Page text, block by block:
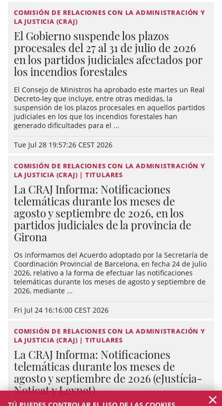
COMISIÓN DE RELACIONES CON LA ADMINISTRACIÓN Y
LA JUSTICIA (CRAJ)
El Gobierno suspende los plazos
procesales del 27 al 31 de julio de 2026
en los partidos judiciales afectados por
los incendios forestales
El Consejo de Ministros ha aprobado este martes un Real
Decreto-ley que incluye, entre otras medidas, la
suspensión de los plazos procesales en aquellos partidos
judiciales en los que los incendios forestales han
generado dificultades para el ...
Tue Jul 28 19:57:26 CEST 2026
COMISIÓN DE RELACIONES CON LA ADMINISTRACIÓN Y
LA JUSTICIA (CRAJ) | TITULARES
La CRAJ Informa: Notificaciones
telemáticas durante los meses de
agosto y septiembre de 2026, en los
partidos judiciales de la provincia de
Girona
Os informamos del Acuerdo adoptado por la Secretaría de
Coordinación Provincial de Barcelona, en fecha 24 de julio
2026, relativo a la forma de efectuar las notificaciones
telemáticas durante los meses de agosto y septiembre de
2026, mediante ...
Fri Jul 24 16:16:00 CEST 2026
COMISIÓN DE RELACIONES CON LA ADMINISTRACIÓN Y
LA JUSTICIA (CRAJ) | TITULARES
La CRAJ Informa: Notificaciones
telemáticas durante los meses de
agosto y septiembre de 2026 (eJustícia-
Noticat y Lexnet)
×